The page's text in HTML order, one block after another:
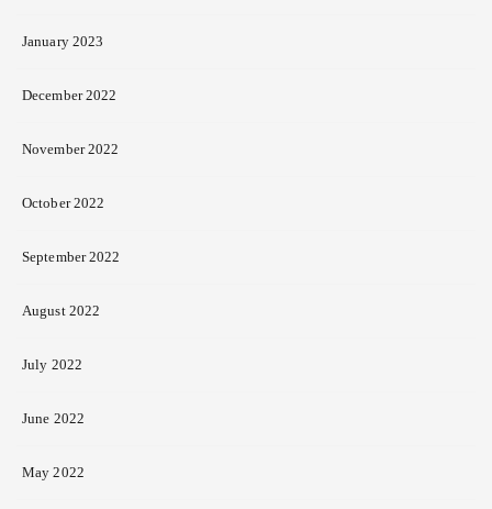
January 2023
December 2022
November 2022
October 2022
September 2022
August 2022
July 2022
June 2022
May 2022